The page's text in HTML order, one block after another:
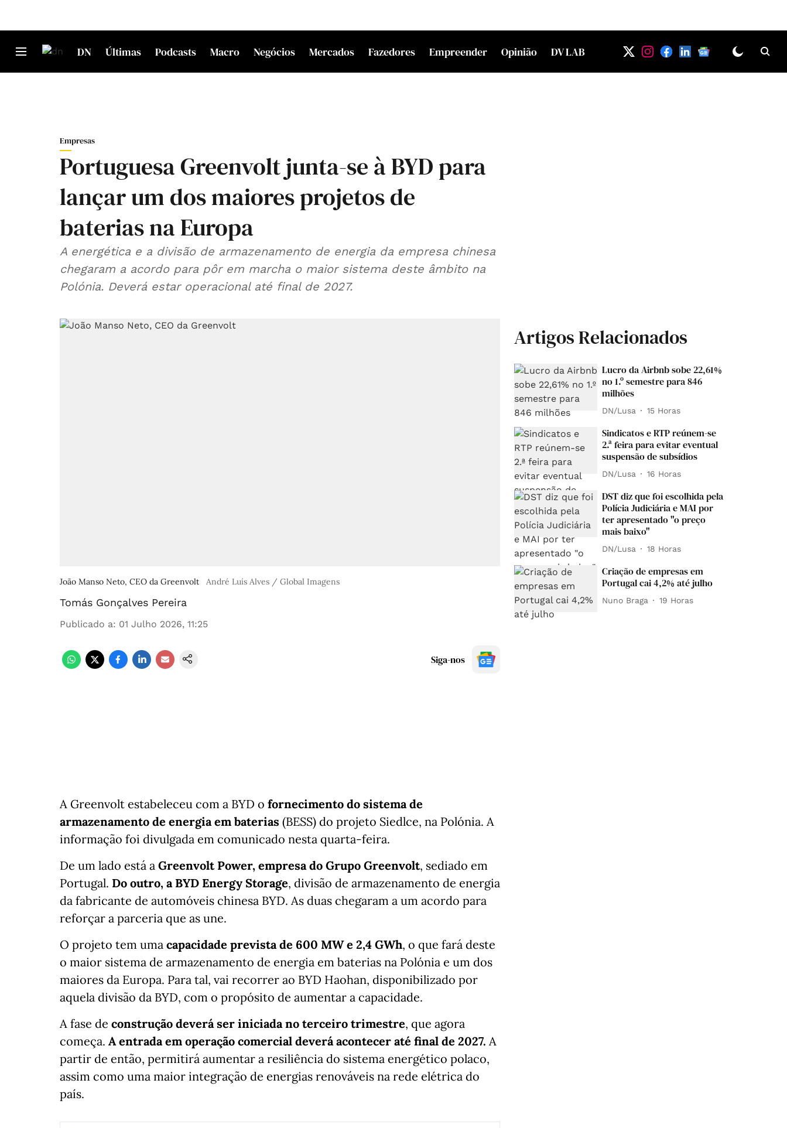
DN Últimas Podcasts Macro Negócios Mercados Fazedores Empreender Opinião DV LAB
Empresas
Portuguesa Greenvolt junta-se à BYD para
lançar um dos maiores projetos de
baterias na Europa
A energética e a divisão de armazenamento de energia da empresa chinesa
chegaram a acordo para pôr em marcha o maior sistema deste âmbito na
Polónia. Deverá estar operacional até final de 2027.
João Manso Neto, CEO da Greenvolt André Luís Alves / Global Imagens
Tomás Gonçalves Pereira
Publicado a: 01 Julho 2026, 11:25
Siga-nos
A Greenvolt estabeleceu com a BYD o fornecimento do sistema de
armazenamento de energia em baterias (BESS) do projeto Siedlce, na Polónia. A
informação foi divulgada em comunicado nesta quarta-feira.
De um lado está a Greenvolt Power, empresa do Grupo Greenvolt, sediado em
Portugal. Do outro, a BYD Energy Storage, divisão de armazenamento de energia
da fabricante de automóveis chinesa BYD. As duas chegaram a um acordo para
reforçar a parceria que as une.
O projeto tem uma capacidade prevista de 600 MW e 2,4 GWh, o que fará deste
o maior sistema de armazenamento de energia em baterias na Polónia e um dos
maiores da Europa. Para tal, vai recorrer ao BYD Haohan, disponibilizado por
aquela divisão da BYD, com o propósito de aumentar a capacidade.
A fase de construção deverá ser iniciada no terceiro trimestre, que agora
começa. A entrada em operação comercial deverá acontecer até final de 2027. A
partir de então, permitirá aumentar a resiliência do sistema energético polaco,
assim como uma maior integração de energias renováveis na rede elétrica do
país.
Artigos Relacionados
Lucro da Airbnb sobe 22,61%
no 1.º semestre para 846
milhões
DN/Lusa 15 Horas
Sindicatos e RTP reúnem-se
2.ª feira para evitar eventual
suspensão de subsídios
DN/Lusa 16 Horas
DST diz que foi escolhida pela
Polícia Judiciária e MAI por
ter apresentado "o preço
mais baixo"
DN/Lusa 18 Horas
Criação de empresas em
Portugal cai 4,2% até julho
Nuno Braga 19 Horas